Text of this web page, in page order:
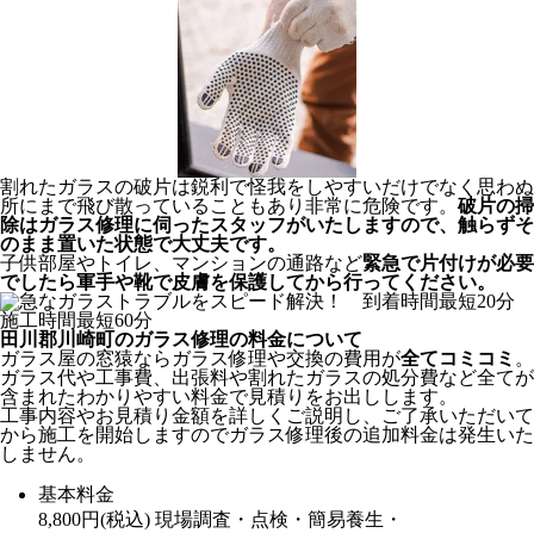
割れたガラスの破片は鋭利で怪我をしやすいだけでなく思わぬ
所にまで飛び散っていることもあり非常に危険です。 破片の掃
除はガラス修理に伺ったスタッフがいたしますので、触らずそ
のまま置いた状態で大丈夫です。
子供部屋やトイレ、マンションの通路など緊急で片付けが必要
でしたら軍手や靴で皮膚を保護してから行ってください。
田川郡川崎町のガラス修理の料金について
ガラス屋の窓猿ならガラス修理や交換の費用が全てコミコミ 。
ガラス代や工事費、出張料や割れたガラスの処分費など全てが
含まれたわかりやすい料金で見積りをお出しします。
工事内容やお見積り金額を詳しくご説明し、ご了承いただいて
から施工を開始しますのでガラス修理後の追加料金は発生いた
しません。
基本料金
8,800円(税込) 現場調査・点検・簡易養生・